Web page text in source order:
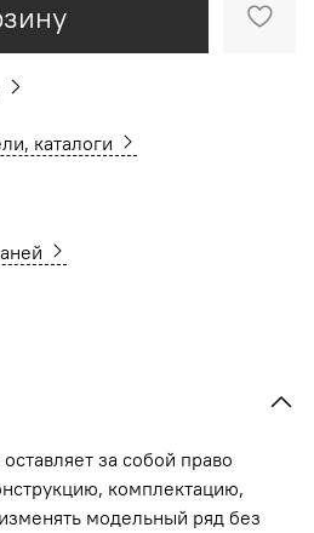
каталоги
за собой право
комплектацию,
модельный ряд без